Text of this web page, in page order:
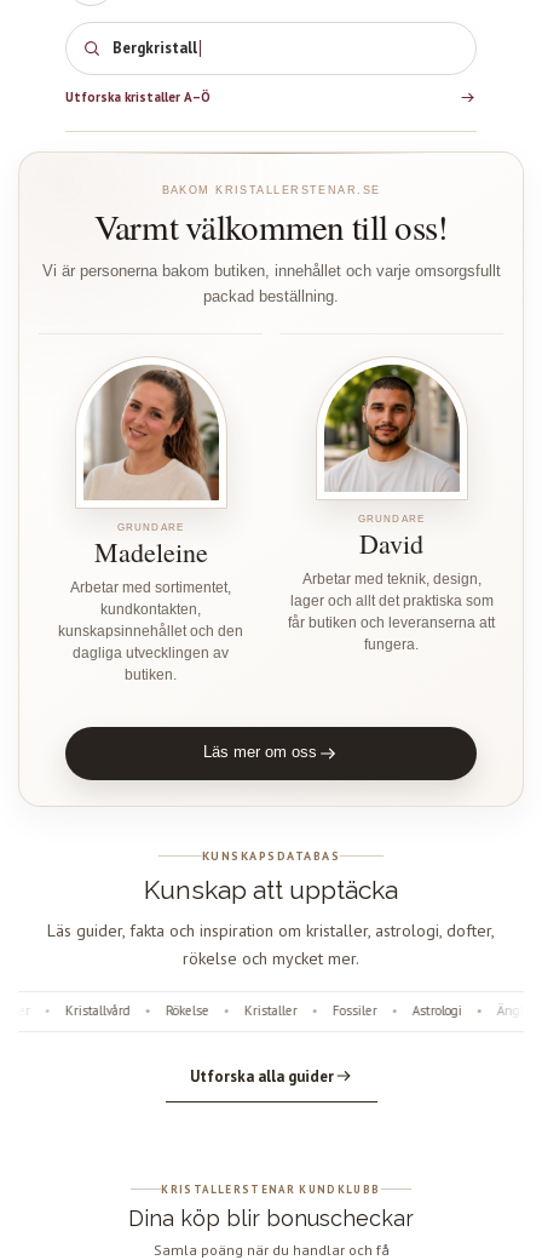
Bergkristall
Utforska kristaller A–Ö
BAKOM KRISTALLERSTENAR.SE
Varmt välkommen till oss!
Vi är personerna bakom butiken, innehållet och varje omsorgsfullt
packad beställning.
GRUNDARE
Madeleine
Arbetar med sortimentet,
kundkontakten,
kunskapsinnehållet och den
dagliga utvecklingen av
butiken.
GRUNDARE
David
Arbetar med teknik, design,
lager och allt det praktiska som
får butiken och leveranserna att
fungera.
Läs mer om oss
KUNSKAPSDATABAS
Kunskap att upptäcka
Läs guider, fakta och inspiration om kristaller, astrologi, dofter,
rökelse och mycket mer.
• Kristallvård Rökelse Kristaller • Fossiler • Astrologi
Utforska alla guider
KRISTALLERSTENAR KUNDKLUBB
Dina köp blir bonuscheckar
Samla poäng när du handlar och få